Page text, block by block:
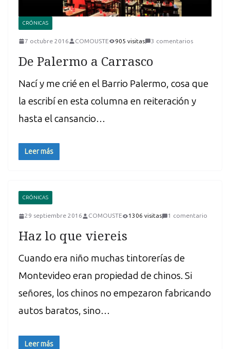
CRÓNICAS
7 octubre 2016 COMOUSTE 905 visitas 3 comentarios
De Palermo a Carrasco
Nací y me crié en el Barrio Palermo, cosa que
la escribí en esta columna en reiteración y
hasta el cansancio…
Leer más
CRÓNICAS
29 septiembre 2016 COMOUSTE 1306 visitas 1 comentario
Haz lo que viereis
Cuando era niño muchas tintorerías de
Montevideo eran propiedad de chinos. Si
señores, los chinos no empezaron fabricando
autos baratos, sino…
Leer más